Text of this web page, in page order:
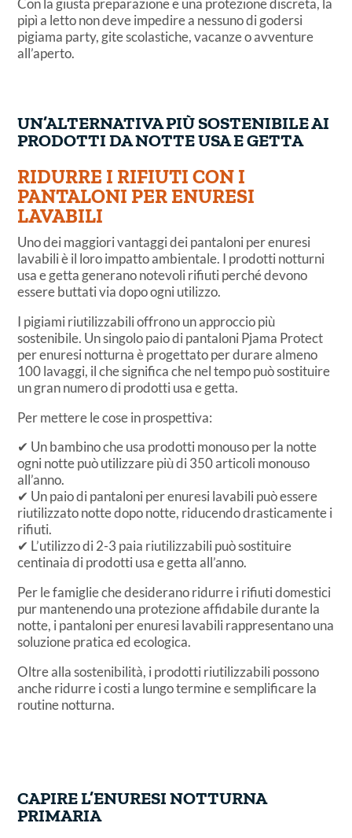
Con la giusta preparazione e una protezione discreta, la
pipì a letto non deve impedire a nessuno di godersi
pigiama party, gite scolastiche, vacanze o avventure
all’aperto.
UN’ALTERNATIVA PIÙ SOSTENIBILE AI
PRODOTTI DA NOTTE USA E GETTA
RIDURRE I RIFIUTI CON I
PANTALONI PER ENURESI
LAVABILI
Uno dei maggiori vantaggi dei pantaloni per enuresi
lavabili è il loro impatto ambientale. I prodotti notturni
usa e getta generano notevoli rifiuti perché devono
essere buttati via dopo ogni utilizzo.
I pigiami riutilizzabili offrono un approccio più
sostenibile. Un singolo paio di pantaloni Pjama Protect
per enuresi notturna è progettato per durare almeno
100 lavaggi, il che significa che nel tempo può sostituire
un gran numero di prodotti usa e getta.
Per mettere le cose in prospettiva:
✔ Un bambino che usa prodotti monouso per la notte
ogni notte può utilizzare più di 350 articoli monouso
all’anno.
✔ Un paio di pantaloni per enuresi lavabili può essere
riutilizzato notte dopo notte, riducendo drasticamente i
rifiuti.
✔ L’utilizzo di 2-3 paia riutilizzabili può sostituire
centinaia di prodotti usa e getta all’anno.
Per le famiglie che desiderano ridurre i rifiuti domestici
pur mantenendo una protezione affidabile durante la
notte, i pantaloni per enuresi lavabili rappresentano una
soluzione pratica ed ecologica.
Oltre alla sostenibilità, i prodotti riutilizzabili possono
anche ridurre i costi a lungo termine e semplificare la
routine notturna.
CAPIRE L’ENURESI NOTTURNA
PRIMARIA